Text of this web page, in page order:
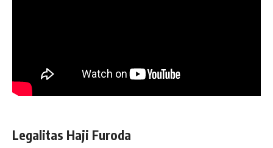
Legalitas Haji Furoda